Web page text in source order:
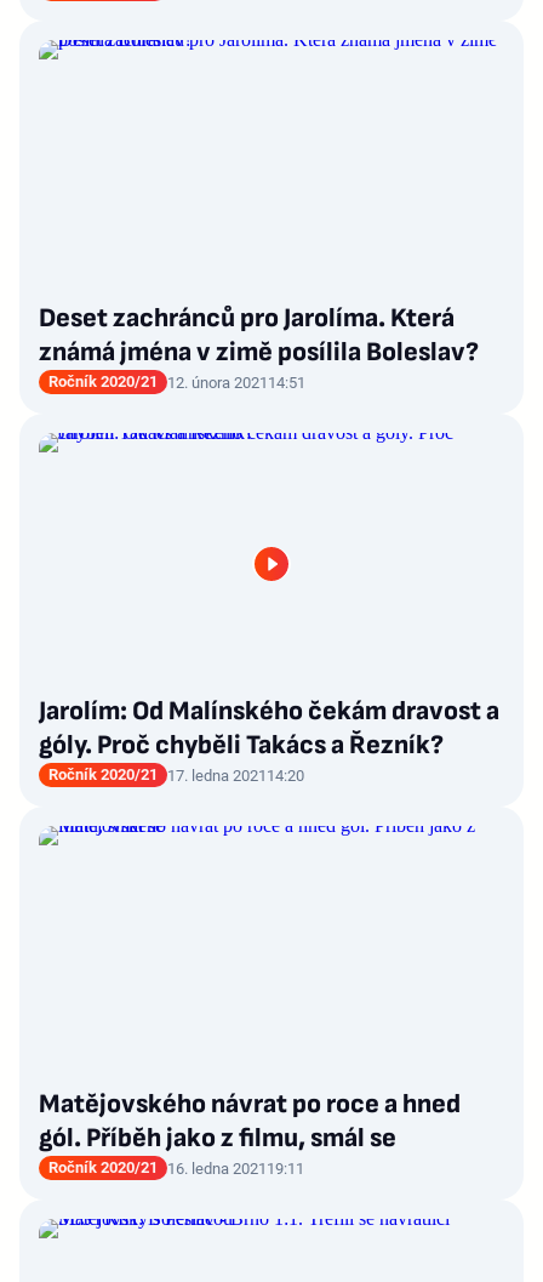
Deset zachránců pro Jarolíma. Která
známá jména v zimě posílila Boleslav?
Ročník 2020/21 12. února 2021 14:51
Jarolím: Od Malínského čekám dravost a
góly. Proč chyběli Takács a Řezník?
Ročník 2020/21 17. ledna 2021 14:20
Matějovského návrat po roce a hned
gól. Příběh jako z filmu, smál se
Ročník 2020/21 16. ledna 2021 19:11